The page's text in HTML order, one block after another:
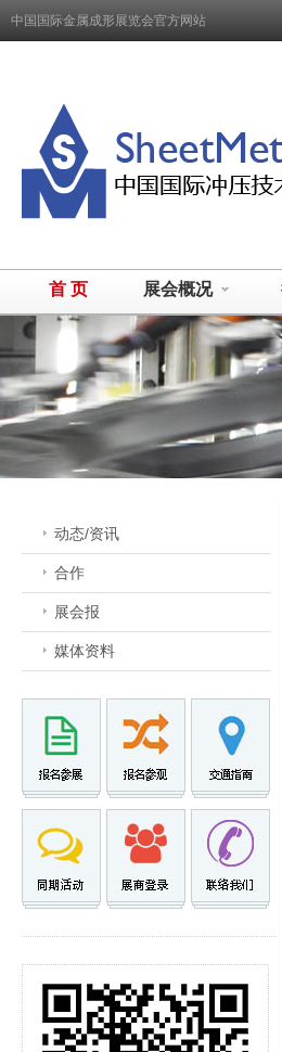
中国国际金属成形展览会官方网站
首 页 展会概况
动态/资讯
合作
展会报
媒体资料